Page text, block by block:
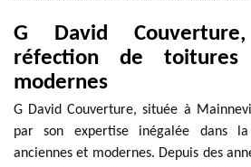
G David
réfection de toitures
modernes
G David Couverture, située à
par son expertise inégalée dans
anciennes et modernes. Depuis des